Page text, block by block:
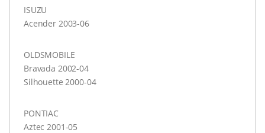
ISUZU
Acender 2003-06
OLDSMOBILE
Bravada 2002-04
Silhouette 2000-04
PONTIAC
Aztec 2001-05